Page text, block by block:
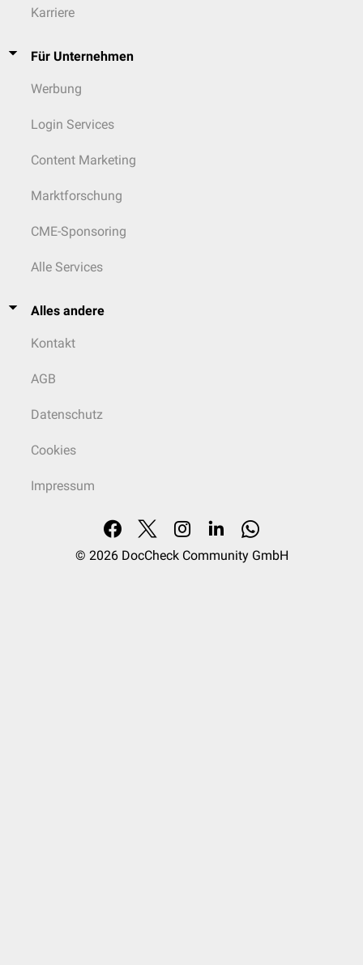
Karriere
Für Unternehmen
Werbung
Login Services
Content Marketing
Marktforschung
CME-Sponsoring
Alle Services
Alles andere
Kontakt
AGB
Datenschutz
Cookies
Impressum
© 2026 DocCheck Community GmbH